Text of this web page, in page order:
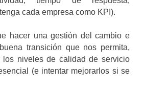
cada empresa como KPI).
hacer una gestión del cambio e
transición que nos permita,
los niveles de calidad de servicio
(e intentar mejorarlos si se